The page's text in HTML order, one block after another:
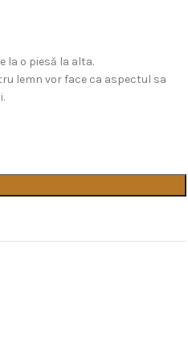
la o piesă la alta.
lemn vor face ca aspectul sa